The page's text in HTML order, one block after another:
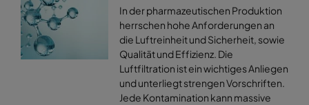
In der pharmazeutischen Produktion
herrschen hohe Anforderungen an
die Luftreinheit und Sicherheit, sowie
Qualität und Effizienz. Die
Luftfiltration ist ein wichtiges Anliegen
und unterliegt strengen Vorschriften.
Jede Kontamination kann massive